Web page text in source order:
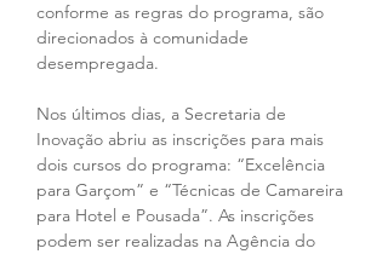
conforme as regras do programa, são
direcionados à comunidade
desempregada.
Nos últimos dias, a Secretaria de
Inovação abriu as inscrições para mais
dois cursos do programa: “Excelência
para Garçom” e “Técnicas de Camareira
para Hotel e Pousada”. As inscrições
podem ser realizadas na Agência do